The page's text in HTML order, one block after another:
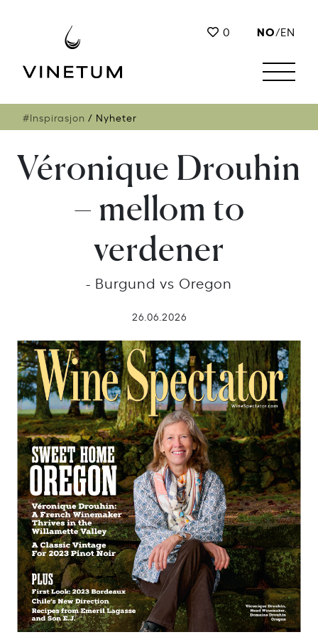
0 NO/EN
#Inspirasjon Nyheter
Véronique Drouhin
– mellom to
verdener
- Burgund vs Oregon
26.06.2026